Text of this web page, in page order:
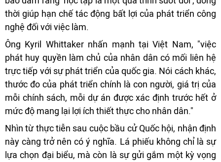
thời giúp hạn chế tác động bất lợi của phát triển công
nghệ đối với việc làm.
Ông Kyril Whittaker nhấn mạnh tại Việt Nam, "việc
phát huy quyền làm chủ của nhân dân có mối liên hệ
trực tiếp với sự phát triển của quốc gia. Nói cách khác,
thước đo của phát triển chính là con người, giá trị của
mỗi chính sách, mỗi dự án được xác định trước hết ở
mức độ mang lại lợi ích thiết thực cho nhân dân."
Nhìn từ thực tiễn sau cuộc bầu cử Quốc hội, nhận định
này càng trở nên có ý nghĩa. Lá phiếu không chỉ là sự
lựa chọn đại biểu, mà còn là sự gửi gắm một kỳ vọng